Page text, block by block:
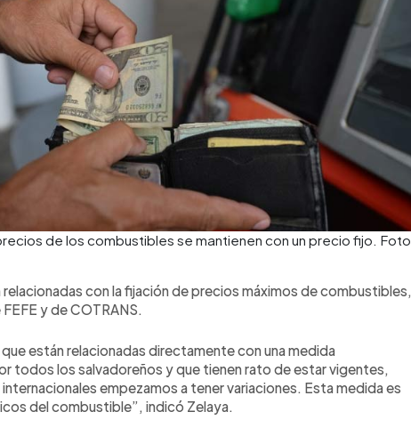
de los combustibles se mantienen con un precio fijo. Foto
con la fijación de precios máximos de combustibles,
y de COTRANS.
están relacionadas directamente con una medida
todos los salvadoreños y que tienen rato de estar vigentes,
empezamos a tener variaciones. Esta medida es
del combustible”, indicó Zelaya.